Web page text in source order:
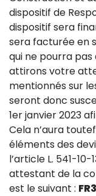
dispositif de
dispositif sera
sera facturée en
qui ne pourra
attirons votre
mentionnés sur
seront donc
1er janvier 2023
Cela n’aura
éléments des
l’article L. 541-
attestant de la
est le suivant :